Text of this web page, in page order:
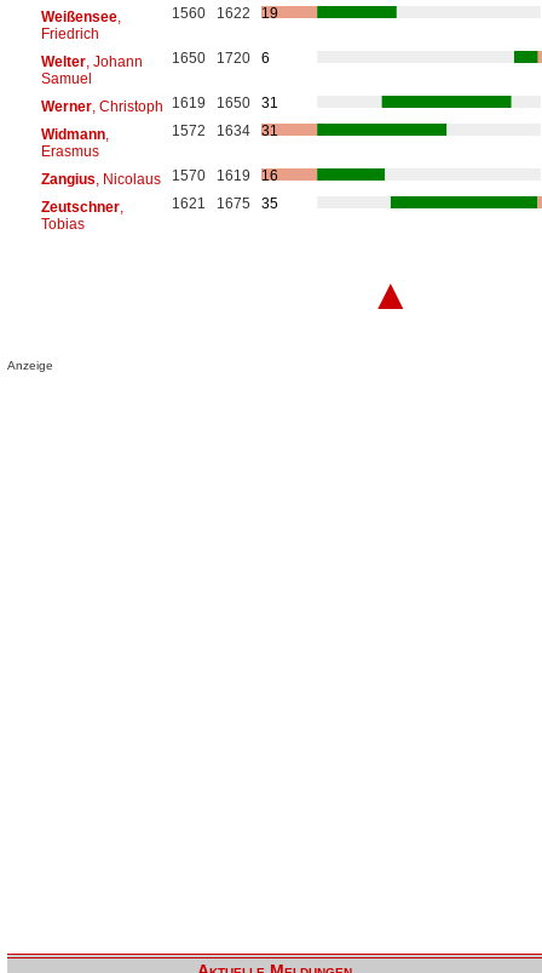
Weißensee,
Friedrich
1560 1622 19
Welter, Johann
Samuel
1650 1720 6
Werner, Christoph 1619 1650
31
Widmann,
Erasmus
1572 1634 31
Zangius , Nicolaus 1570 1619
16
Zeutschner,
Tobias
1621 1675 35
▲
Anzeige